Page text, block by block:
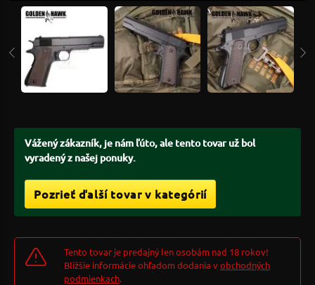
Vážený zákazník, je nám ľúto, ale tento tovar už bol
vyradený z našej ponuky.
Pozrieť ďalší tovar v kategórií
Tento tovar je predajný len osobám nad 18 rokov!
Bližšie informácie ohľadom dodania vobchodných
podmienkach.